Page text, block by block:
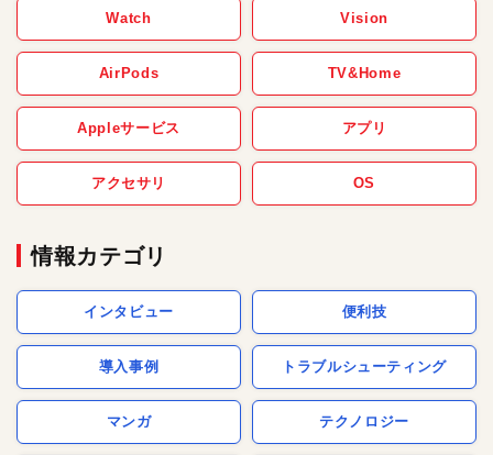
Watch Vision
AirPods TV&Home
Appleサービス アプリ
アクセサリ OS
情報カテゴリ
インタビュー 便利技
導入事例 トラブルシューティング
マンガ テクノロジー